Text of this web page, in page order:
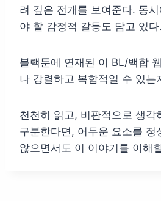
려 깊은 전개를 보여준다. 동
야 할 감정적 갈등도 담고 있다.
블랙툰에 연재된 이 BL/백합
나 강렬하고 복합적일 수 있는
천천히 읽고, 비판적으로 생각
구분한다면, 어두운 요소를 정
않으면서도 이 이야기를 이해